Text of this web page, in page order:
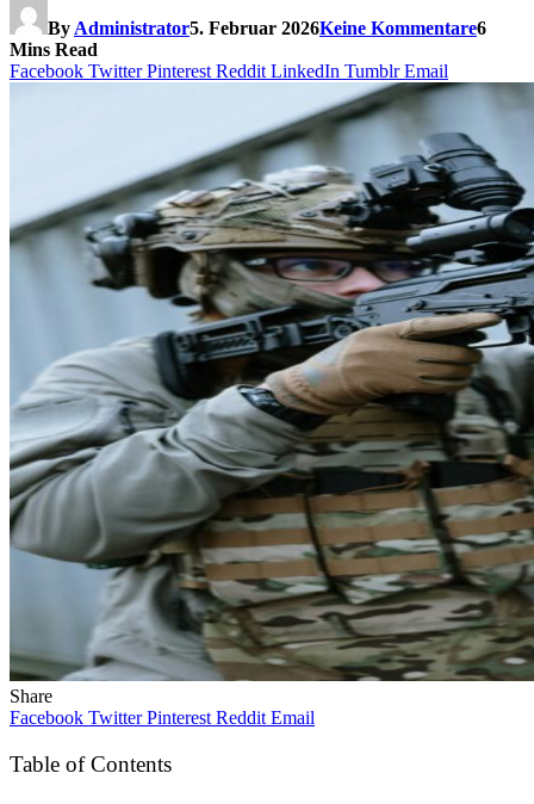
By Administrator5. Februar 2026Keine Kommentare6
Mins Read
Facebook Twitter Pinterest Reddit LinkedIn Tumblr Email
Share
Facebook Twitter Pinterest Reddit Email
Table of Contents